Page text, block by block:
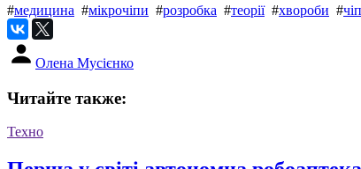
#медицина #мікрочіпи #розробка #теорії#хвороби #
Олена Мусієнко
Читайте также:
Техно